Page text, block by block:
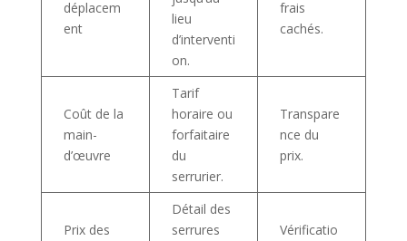
déplacem
ent
lieu
d’interventi
on.
frais
cachés.
Coût de la
main-
d’œuvre
Tarif
horaire ou
forfaitaire
du
serrurier.
Transpare
nce du
prix.
Prix des
Détail des
serrures
Vérificatio